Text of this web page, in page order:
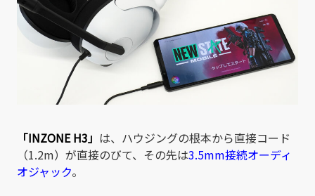
「INZONE H3」 は、ハウジングの根本から直接コード
（1.2m）が直接のびて、その先は3.5mm接続オーディ
オジャック。